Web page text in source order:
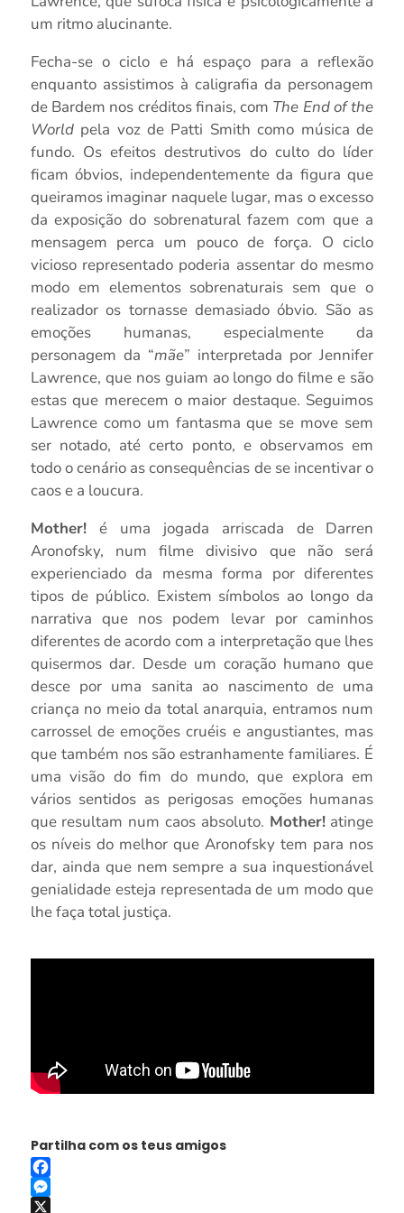
um ritmo alucinante.
Fecha-se o ciclo e há espaço para a reflexão
enquanto assistimos à caligrafia da personagem
de Bardem nos créditos finais, com The End of the
Worldpela voz de Patti Smith como música de
fundo. Os efeitos destrutivos do culto do líder
ficam óbvios, independentemente da figura que
queiramos imaginar naquele lugar, mas o excesso
da exposição do sobrenatural fazem com que a
mensagem perca um pouco de força. O ciclo
vicioso representado poderia assentar do mesmo
modo em elementos sobrenaturais sem que o
realizador os tornasse demasiado óbvio. São as
emoções humanas, especialmente da
personagem da “mãe” interpretada por Jennifer
Lawrence, que nos guiam ao longo do filme e são
estas que merecem o maior destaque. Seguimos
Lawrence como um fantasma que se move sem
ser notado, até certo ponto, e observamos em
todo o cenário as consequências de se incentivar o
caos e a loucura.
Mother!é uma jogada arriscada de Darren
Aronofsky, num filme divisivo que não será
experienciado da mesma forma por diferentes
tipos de público. Existem símbolos ao longo da
narrativa que nos podem levar por caminhos
diferentes de acordo com a interpretação que lhes
quisermos dar. Desde um coração humano que
desce por uma sanita ao nascimento de uma
criança no meio da total anarquia, entramos num
carrossel de emoções cruéis e angustiantes, mas
que também nos são estranhamente familiares. É
uma visão do fim do mundo, que explora em
vários sentidos as perigosas emoções humanas
que resultam num caos absoluto. Mother!atinge
os níveis do melhor que Aronofsky tem para nos
dar, ainda que nem sempre a sua inquestionável
genialidade esteja representada de um modo que
lhe faça total justiça.
Partilha com os teus amigos
Facebook
Messenger